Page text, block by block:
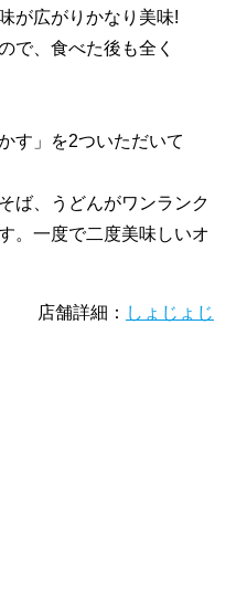
が広がりかなり美味!
で、食べた後も全く
す」を2ついただいて
ば、うどんがワンランク
。一度で二度美味しいオ
店舗詳細： しょじょじ